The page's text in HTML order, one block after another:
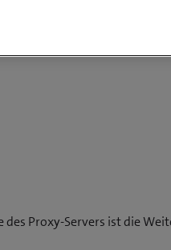
Proxy-Servers ist die